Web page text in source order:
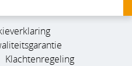
Klachtenregeling